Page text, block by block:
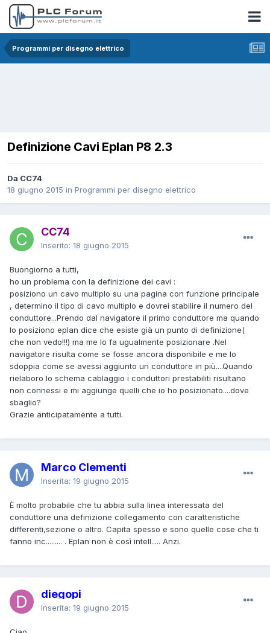
Programmi per disegno elettrico
Definizione Cavi Eplan P8 2.3
Da CC74
18 giugno 2015 in Programmi per disegno elettrico
CC74
Inserito: 18 giugno 2015
Buongiorno a tutti,
ho un problema con la definizione dei cavi :
posiziono un cavo multiplo su una pagina con funzione principale
, determino il tipo di cavo multiplo e dovrei stabilire il numero del
conduttore...Prendo dal navigatore il primo conduttore ma quando
lo posiziono eplan dice che esiste già un punto di definizione(
che non vedo!!!) ma me lo fa ugualmente posizionare .Nel
navigatore risulta come se fosse ancora disponibile e me lo
sdoppia come se avessi aggiunto un conduttore in più....Quando
rielaboro lo schema cablaggio i conduttori prestabiliti risultano
non connessi e mi aggiunge quelli che io ho posizionato....dove
sbaglio?
Grazie anticipatamente a tutti.
Marco Clementi
Inserita: 19 giugno 2015
È molto probabile che tu abbia sulla linea interessata del
conduttore una definizione collegamento con caratteristiche
differenti,sezione o altro. Capita spesso e sono quelle cose che ti
fanno inc......... . Eplan non è così intell..... Anzi.
diegopi
Inserita: 19 giugno 2015